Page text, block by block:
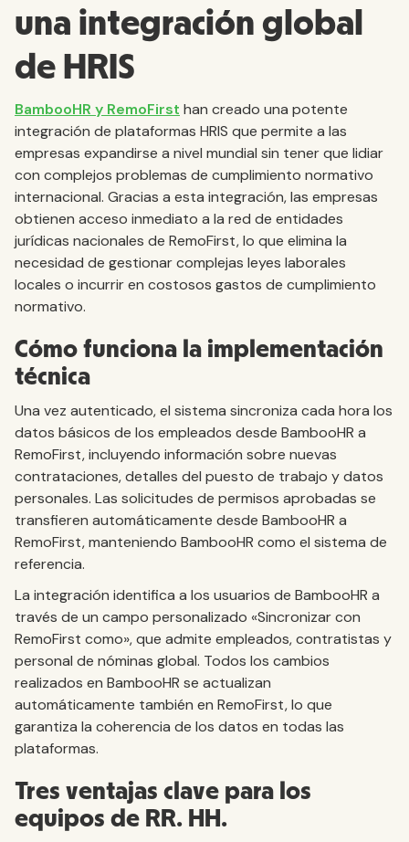
una integración global
de HRIS
BambooHR y RemoFirst han creado una potente
integración de plataformas HRIS que permite a las
empresas expandirse a nivel mundial sin tener que lidiar
con complejos problemas de cumplimiento normativo
internacional. Gracias a esta integración, las empresas
obtienen acceso inmediato a la red de entidades
jurídicas nacionales de RemoFirst, lo que elimina la
necesidad de gestionar complejas leyes laborales
locales o incurrir en costosos gastos de cumplimiento
normativo.
Cómo funciona la implementación
técnica
Una vez autenticado, el sistema sincroniza cada hora los
datos básicos de los empleados desde BambooHR a
RemoFirst, incluyendo información sobre nuevas
contrataciones, detalles del puesto de trabajo y datos
personales. Las solicitudes de permisos aprobadas se
transfieren automáticamente desde BambooHR a
RemoFirst, manteniendo BambooHR como el sistema de
referencia.
La integración identifica a los usuarios de BambooHR a
través de un campo personalizado «Sincronizar con
RemoFirst como», que admite empleados, contratistas y
personal de nóminas global. Todos los cambios
realizados en BambooHR se actualizan
automáticamente también en RemoFirst, lo que
garantiza la coherencia de los datos en todas las
plataformas.
Tres ventajas clave para los
equipos de RR. HH.